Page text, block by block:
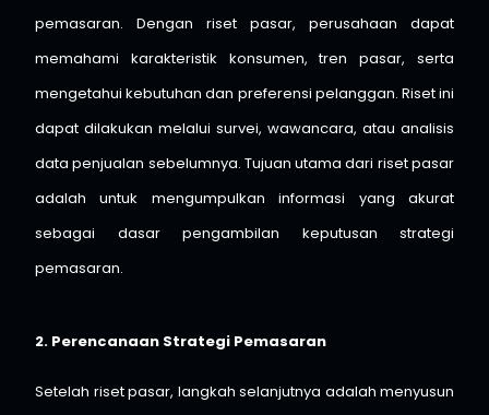
pemasaran. Dengan riset pasar, perusahaan dapat
memahami karakteristik konsumen, tren pasar, serta
mengetahui kebutuhan dan preferensi pelanggan. Riset ini
dapat dilakukan melalui survei, wawancara, atau analisis
data penjualan sebelumnya. Tujuan utama dari riset pasar
adalah untuk mengumpulkan informasi yang akurat
sebagai dasar pengambilan keputusan strategi
pemasaran.
2. Perencanaan Strategi Pemasaran
Setelah riset pasar, langkah selanjutnya adalah menyusun